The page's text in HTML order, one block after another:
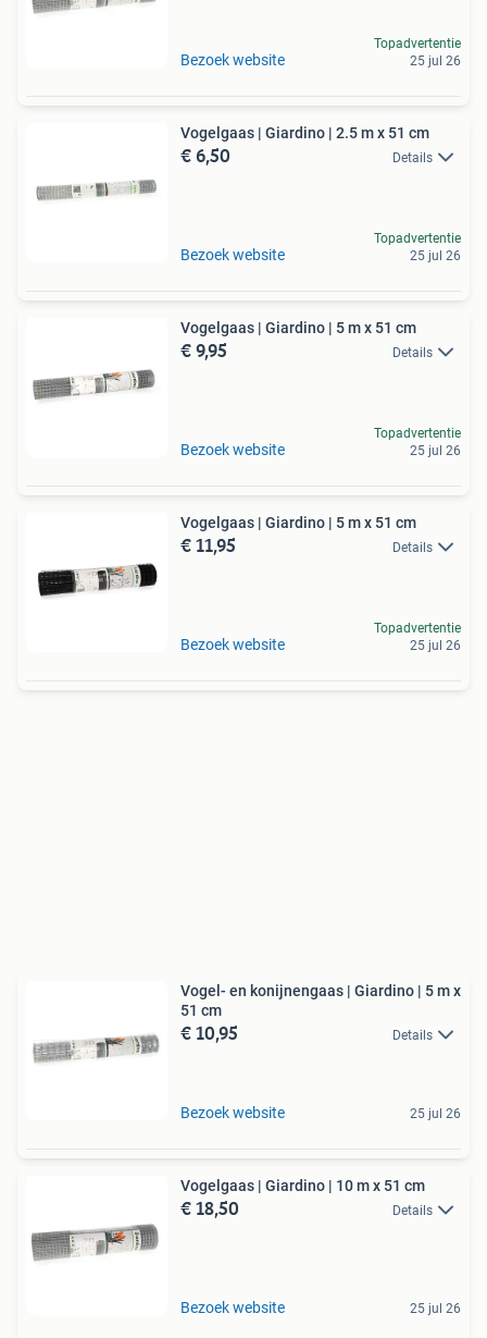
Bezoek website
Topadvertentie
25 jul 26
Vogelgaas | Giardino | 2.5 m x 51 cm
€ 6,50 Details
Bezoek website
Topadvertentie
25 jul 26
Vogelgaas | Giardino | 5 m x 51 cm
€ 9,95 Details
Bezoek website
Topadvertentie
25 jul 26
Vogelgaas | Giardino | 5 m x 51 cm
€ 11,95 Details
Bezoek website
Topadvertentie
25 jul 26
Vogel- en konijnengaas | Giardino | 5 m x
51 cm
€ 10,95 Details
Bezoek website 25 jul 26
Vogelgaas | Giardino | 10 m x 51 cm
€ 18,50 Details
Bezoek website 25 jul 26